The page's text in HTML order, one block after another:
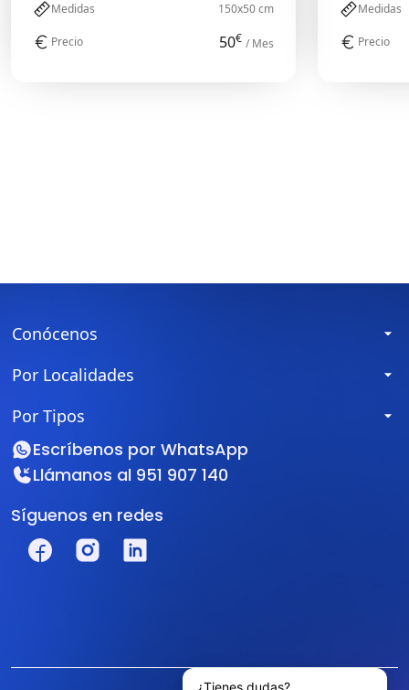
Medidas 150x50 cm
Precio 50€ / Mes
Medidas
Precio
Conócenos
Por Localidades
Por Tipos
Escríbenos por WhatsApp
Llámanos al 951 907 140
Síguenos en redes